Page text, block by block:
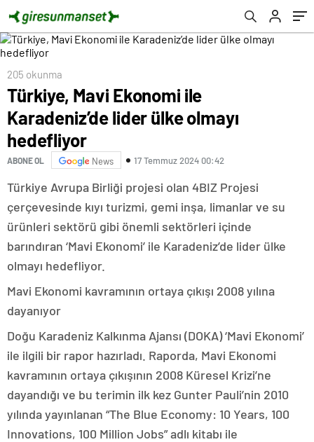
205 okunma
Türkiye, Mavi Ekonomi ile
Karadeniz’de lider ülke olmayı
hedefliyor
ABONE OL News 17 Temmuz 2024 00:42
Türkiye Avrupa Birliği projesi olan 4BIZ Projesi
çerçevesinde kıyı turizmi, gemi inşa, limanlar ve su
ürünleri sektörü gibi önemli sektörleri içinde
barındıran ‘Mavi Ekonomi’ ile Karadeniz’de lider ülke
olmayı hedefliyor.
Mavi Ekonomi kavramının ortaya çıkışı 2008 yılına
dayanıyor
Doğu Karadeniz Kalkınma Ajansı (DOKA) ‘Mavi Ekonomi’
ile ilgili bir rapor hazırladı. Raporda, Mavi Ekonomi
kavramının ortaya çıkışının 2008 Küresel Krizi’ne
dayandığı ve bu terimin ilk kez Gunter Pauli’nin 2010
yılında yayınlanan “The Blue Economy: 10 Years, 100
Innovations, 100 Million Jobs” adlı kitabı ile